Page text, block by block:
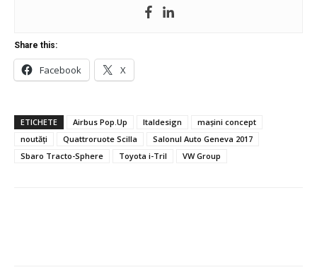
Share this:
Facebook X
ETICHETE Airbus Pop.Up Italdesign
mașini concept
noutăți
Quattroruote Scilla
Salonul Auto Geneva 2017
Sbaro Tracto-Sphere
Toyota i-Tril VW Group